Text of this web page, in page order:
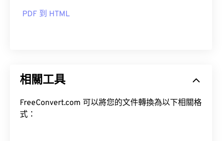
PDF 到 HTML
相關工具
FreeConvert.com 可以將您的文件轉換為以下相關格
式：